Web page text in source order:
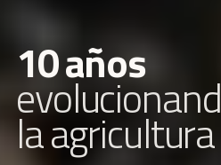
10años
evolucionand
laagricultura